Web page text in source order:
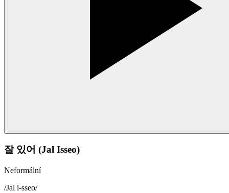
잘 있어 (Jal Isseo)
Neformální
/Jal i-sseo/